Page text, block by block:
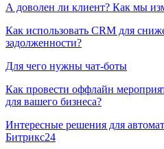
А доволен ли клиент? Как мы
Как использовать CRM для
задолженности?
Для чего нужны чат-боты
Как провести оффлайн
для вашего бизнеса?
Интересные решения для
Битрикс24